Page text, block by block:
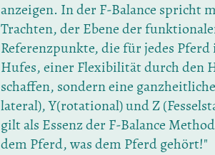
anzeigen. In der F-Balance spricht
Trachten, der Ebene der
Referenzpunkte, die für jedes
Hufes, einer Flexibilität durch den
schaffen, sondern eine
lateral), Y(rotational) und Z
gilt als Essenz der F-Balance
dem Pferd, was dem Pferd gehört!"